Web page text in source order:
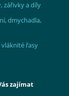
zářivky a díly
dmychadla,
řasy
zajímat